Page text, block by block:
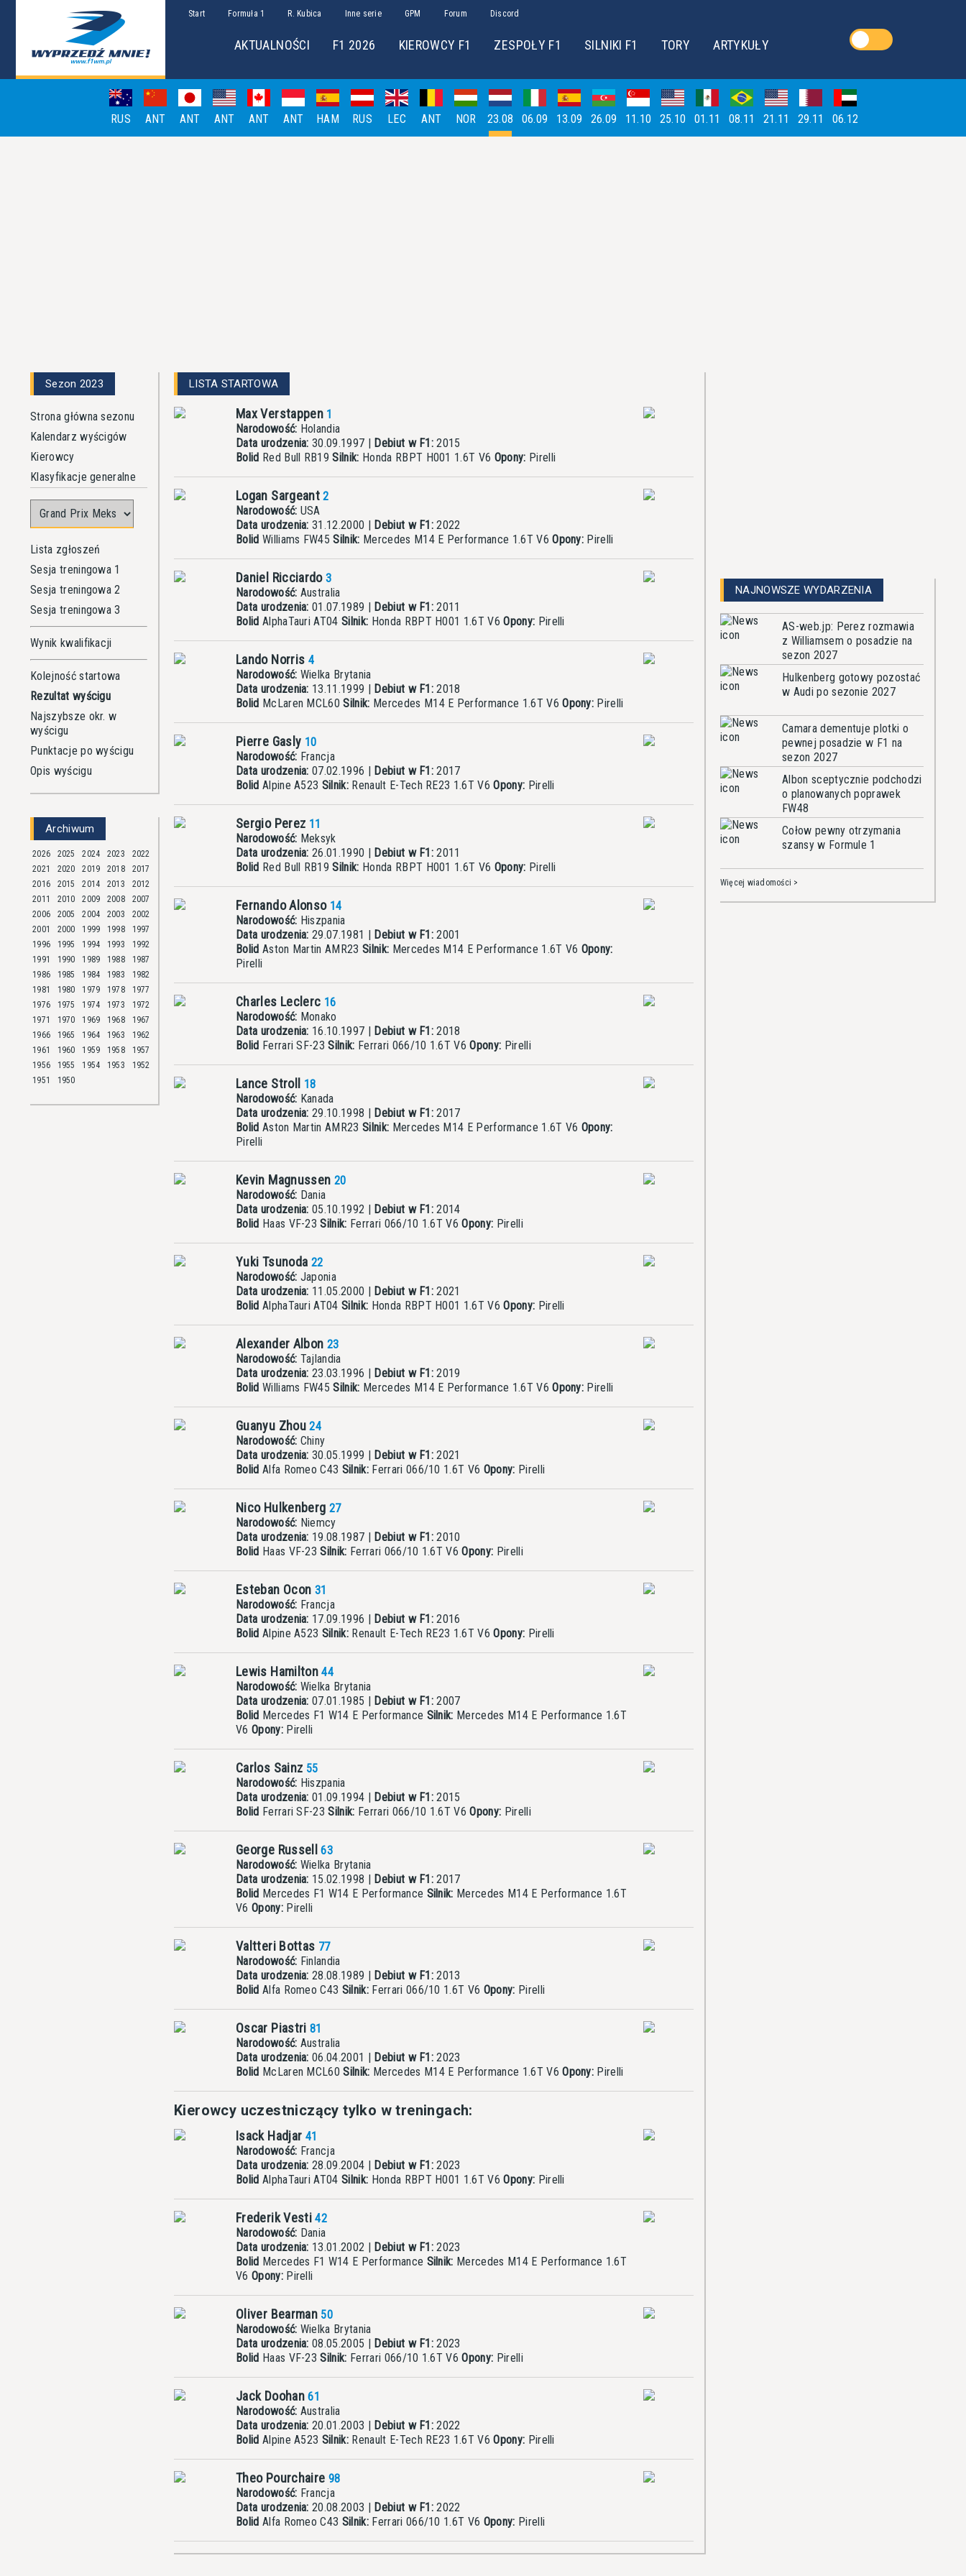
Start Formuła 1 R. Kubica Inne serie GPM Forum Discord
AKTUALNOŚCI F1 2026 KIEROWCY F1 ZESPOŁY F1 SILNIKI F1 TORY ARTYKUŁY
RUS ANT ANT ANT ANT ANT HAM RUS LEC ANT NOR 23.08 06.09 13.09 26.09 11.10 25.10 01.11 08.11 21.11 29.11 06.12
Sezon 2023
Strona główna sezonu
Kalendarz wyścigów
Kierowcy
Klasyfikacje generalne
Lista zgłoszeń
Sesja treningowa 1
Sesja treningowa 2
Sesja treningowa 3
Wynik kwalifikacji
Kolejność startowa
Rezultat wyścigu
Najszybsze okr. w
wyścigu
Punktacje po wyścigu
Opis wyścigu
Archiwum
2026 2025 2024 2023
2022
2021
2020 2019 2018
2017
2016
2015 2014 2013
2012
2011
2010 2009 2008
2007
2006
2005 2004 2003
2002
2001
2000 1999 1998
1997
1996
1995 1994 1993
1992
1991
1990 1989 1988
1987
1986
1985 1984 1983
1982
1981
1980 1979 1978
1977
1976
1975 1974 1973
1972
1971
1970 1969 1968
1967
1966
1965 1964 1963
1962
1961
1960 1959 1958
1957
1956
1955 1954 1953
1952
1951
1950
LISTA STARTOWA
Max Verstappen 1
Narodowość: Holandia
Data urodzenia: 30.09.1997 | Debiut w F1: 2015
Bolid Red Bull RB19Silnik: Honda RBPT H001 1.6T V6 Opony: Pirelli
Logan Sargeant2
Narodowość: USA
Data urodzenia: 31.12.2000 | Debiut w F1: 2022
Bolid Williams FW45Silnik: Mercedes M14 E Performance 1.6T V6Opony: Pirelli
Daniel Ricciardo3
Narodowość: Australia
Data urodzenia: 01.07.1989 | Debiut w F1: 2011
Bolid AlphaTauri AT04Silnik: Honda RBPT H001 1.6T V6Opony: Pirelli
Lando Norris 4
Narodowość: Wielka Brytania
Data urodzenia: 13.11.1999 | Debiut w F1: 2018
Bolid McLaren MCL60Silnik: Mercedes M14 E Performance 1.6T V6Opony: Pirelli
Pierre Gasly 10
Narodowość: Francja
Data urodzenia: 07.02.1996 | Debiut w F1: 2017
Bolid Alpine A523 Silnik: Renault E-Tech RE23 1.6T V6Opony: Pirelli
Sergio Perez 11
Narodowość: Meksyk
Data urodzenia: 26.01.1990 | Debiut w F1: 2011
Bolid Red Bull RB19Silnik: Honda RBPT H001 1.6T V6 Opony: Pirelli
Fernando Alonso 14
Narodowość: Hiszpania
Data urodzenia: 29.07.1981 | Debiut w F1: 2001
Bolid Aston Martin AMR23Silnik: Mercedes M14 E Performance 1.6T V6 Opony:
Pirelli
Charles Leclerc 16
Narodowość: Monako
Data urodzenia: 16.10.1997 | Debiut w F1: 2018
Bolid Ferrari SF-23Silnik: Ferrari 066/10 1.6T V6Opony: Pirelli
Lance Stroll
18
Narodowość: Kanada
Data urodzenia: 29.10.1998 | Debiut w F1: 2017
Bolid Aston Martin AMR23Silnik: Mercedes M14 E Performance 1.6T V6 Opony:
Pirelli
Kevin Magnussen 20
Narodowość: Dania
Data urodzenia: 05.10.1992 | Debiut w F1: 2014
Bolid Haas VF-23Silnik: Ferrari 066/10 1.6T V6Opony: Pirelli
Yuki Tsunoda 22
Narodowość: Japonia
Data urodzenia: 11.05.2000 | Debiut w F1: 2021
Bolid AlphaTauri AT04Silnik: Honda RBPT H001 1.6T V6Opony: Pirelli
Alexander Albon 23
Narodowość: Tajlandia
Data urodzenia: 23.03.1996 | Debiut w F1: 2019
Bolid Williams FW45Silnik: Mercedes M14 E Performance 1.6T V6Opony: Pirelli
Guanyu Zhou24
Narodowość: Chiny
Data urodzenia: 30.05.1999 | Debiut w F1: 2021
Bolid Alfa Romeo C43 Silnik:Ferrari 066/10 1.6T V6 Opony: Pirelli
Nico Hulkenberg 27
Narodowość: Niemcy
Data urodzenia: 19.08.1987 | Debiut w F1: 2010
Bolid Haas VF-23Silnik: Ferrari 066/10 1.6T V6Opony: Pirelli
Esteban Ocon 31
Narodowość: Francja
Data urodzenia: 17.09.1996 | Debiut w F1: 2016
Bolid Alpine A523 Silnik: Renault E-Tech RE23 1.6T V6Opony: Pirelli
Lewis Hamilton44
Narodowość: Wielka Brytania
Data urodzenia: 07.01.1985 | Debiut w F1: 2007
Bolid Mercedes F1 W14 E Performance Silnik: Mercedes M14 E Performance 1.6T
V6 Opony:Pirelli
Carlos Sainz 55
Narodowość: Hiszpania
Data urodzenia: 01.09.1994 | Debiut w F1: 2015
Bolid Ferrari SF-23Silnik: Ferrari 066/10 1.6T V6Opony: Pirelli
George Russell63
Narodowość: Wielka Brytania
Data urodzenia: 15.02.1998 | Debiut w F1: 2017
Bolid Mercedes F1 W14 E Performance Silnik: Mercedes M14 E Performance 1.6T
V6 Opony:Pirelli
Valtteri Bottas 77
Narodowość: Finlandia
Data urodzenia: 28.08.1989 | Debiut w F1: 2013
Bolid Alfa Romeo C43 Silnik:Ferrari 066/10 1.6T V6 Opony: Pirelli
Oscar Piastri81
Narodowość: Australia
Data urodzenia: 06.04.2001 | Debiut w F1: 2023
Bolid McLaren MCL60Silnik: Mercedes M14 E Performance 1.6T V6Opony: Pirelli
Kierowcy uczestniczący tylko w treningach:
Isack Hadjar 41
Narodowość: Francja
Data urodzenia: 28.09.2004 | Debiut w F1: 2023
Bolid AlphaTauri AT04Silnik: Honda RBPT H001 1.6T V6Opony: Pirelli
Frederik Vesti42
Narodowość: Dania
Data urodzenia: 13.01.2002 | Debiut w F1: 2023
Bolid Mercedes F1 W14 E Performance Silnik: Mercedes M14 E Performance 1.6T
V6 Opony:Pirelli
Oliver Bearman 50
Narodowość: Wielka Brytania
Data urodzenia: 08.05.2005 | Debiut w F1: 2023
Bolid Haas VF-23Silnik: Ferrari 066/10 1.6T V6Opony: Pirelli
Jack Doohan61
Narodowość: Australia
Data urodzenia: 20.01.2003 | Debiut w F1: 2022
Bolid Alpine A523 Silnik: Renault E-Tech RE23 1.6T V6Opony: Pirelli
Theo Pourchaire 98
Narodowość: Francja
Data urodzenia: 20.08.2003 | Debiut w F1: 2022
Bolid Alfa Romeo C43 Silnik:Ferrari 066/10 1.6T V6 Opony: Pirelli
NAJNOWSZE WYDARZENIA
AS-web.jp: Perez rozmawia
z Williamsem o posadzie na
sezon 2027
Hulkenberg gotowy pozostać
w Audi po sezonie 2027
Camara dementuje plotki o
pewnej posadzie w F1 na
sezon 2027
Albon sceptycznie podchodzi
o planowanych poprawek
FW48
Cołow pewny otrzymania
szansy w Formule 1
Więcej wiadomości >